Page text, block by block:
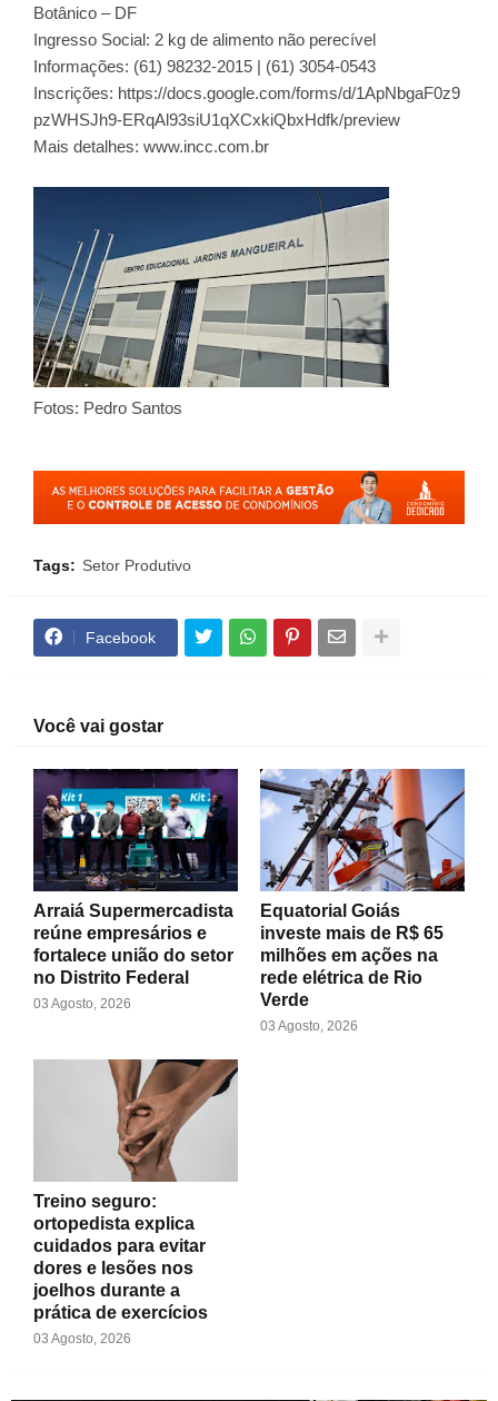
Botânico – DF
Ingresso Social: 2 kg de alimento não perecível
Informações: (61) 98232-2015 | (61) 3054-0543
Inscrições: https://docs.google.com/forms/d/1ApNbgaF0z9
pzWHSJh9-ERqAl93siU1qXCxkiQbxHdfk/preview
Mais detalhes: www.incc.com.br
Fotos: Pedro Santos
Tags: Setor Produtivo
Facebook
Você vai gostar
Arraiá Supermercadista
reúne empresários e
fortalece união do setor
no Distrito Federal
03 Agosto, 2026
Equatorial Goiás
investe mais de R$ 65
milhões em ações na
rede elétrica de Rio
Verde
03 Agosto, 2026
Treino seguro:
ortopedista explica
cuidados para evitar
dores e lesões nos
joelhos durante a
prática de exercícios
03 Agosto, 2026